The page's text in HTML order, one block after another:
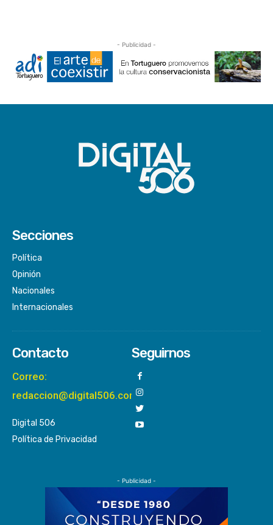
- Publicidad -
Secciones
Política
Opinión
Nacionales
Internacionales
Contacto
Correo:
redaccion@digital506.com
Digital 506
Política de Privacidad
Seguirnos
- Publicidad -